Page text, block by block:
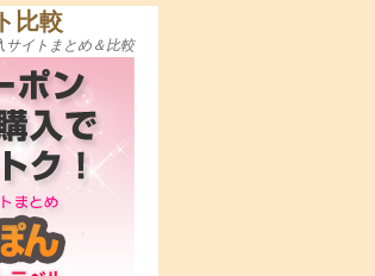
比較
サイトまとめ＆比較